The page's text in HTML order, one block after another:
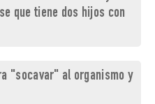
que tiene dos hijos con
"socavar" al organismo y